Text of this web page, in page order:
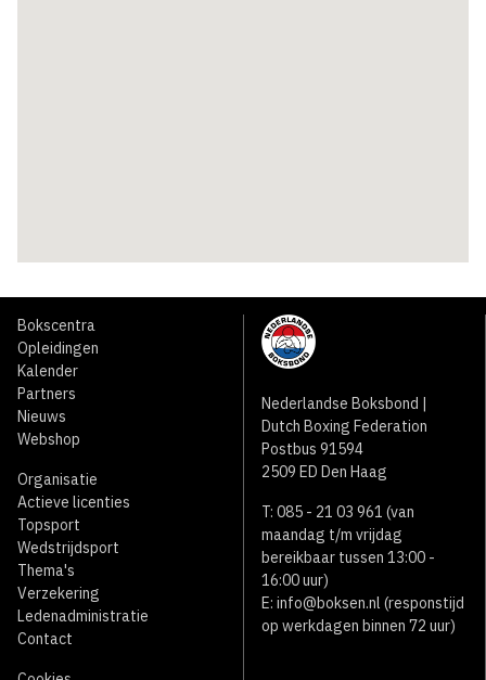
Bokscentra
Opleidingen
Kalender
Partners
Nieuws
Webshop
Organisatie
Actieve licenties
Topsport
Wedstrijdsport
Thema's
Verzekering
Ledenadministratie
Contact
Nederlandse Boksbond |
Dutch Boxing Federation
Postbus 91594
2509 ED Den Haag
T: 085 - 21 03 961 (van
maandag t/m vrijdag
bereikbaar tussen 13:00 -
16:00 uur)
E: info@boksen.nl (responstijd
op werkdagen binnen 72 uur)